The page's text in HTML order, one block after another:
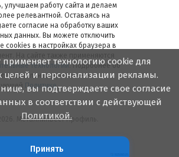
улучшаем работу сайта и делаем
релевантной. Оставаясь на
согласие на обработку ваших
данных. Вы можете отключить
cookies в настройках браузера в
технологии. Подробнее об
персональных данных — в
Политике.
Металлинвест Профиль.
технологию cookie для
целей и персонализации рекламы.
вы подтверждаете свое согласие
в соответствии с действующей
Политикой.
Принять